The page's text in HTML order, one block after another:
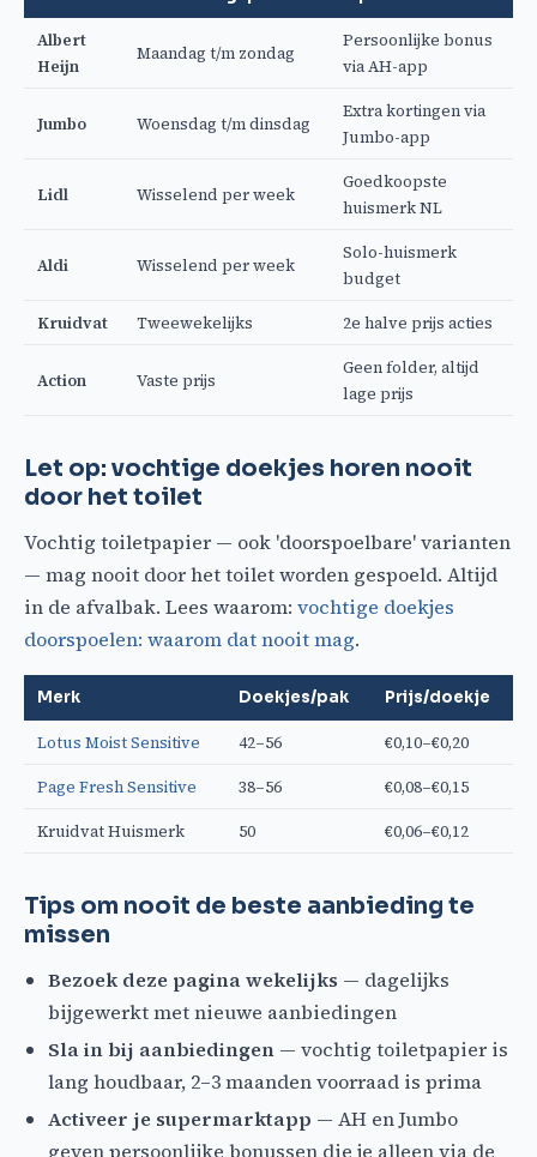
Albert
Heijn
Maandag t/m zondag
Persoonlijke bonus
via AH-app
Jumbo Woensdag t/m dinsdag
Extra kortingen via
Jumbo-app
Lidl Wisselend per week
Goedkoopste
huismerk NL
Aldi Wisselend per week
Solo-huismerk
budget
Kruidvat Tweewekelijks 2e halve prijs acties
Action Vaste prijs
Geen folder, altijd
lage prijs
Let op: vochtige doekjes horen nooit
door het toilet
Vochtig toiletpapier — ook 'doorspoelbare' varianten
— mag nooit door het toilet worden gespoeld. Altijd
in de afvalbak. Lees waarom: vochtige doekjes
doorspoelen: waarom dat nooit mag.
Merk Doekjes/pak Prijs/doekje
Lotus Moist Sensitive 42–56 €0,10–€0,20
Page Fresh Sensitive 38–56 €0,08–€0,15
Kruidvat Huismerk 50 €0,06–€0,12
Tips om nooit de beste aanbieding te
missen
Bezoek deze pagina wekelijks — dagelijks
bijgewerkt met nieuwe aanbiedingen
Sla in bij aanbiedingen — vochtig toiletpapier is
lang houdbaar, 2–3 maanden voorraad is prima
Activeer je supermarktapp — AH en Jumbo
geven persoonlijke bonussen die je alleen via de